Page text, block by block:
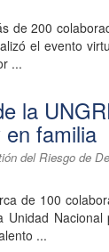
de 200
el evento
...
la
familia
del Riesgo de
de 100
...